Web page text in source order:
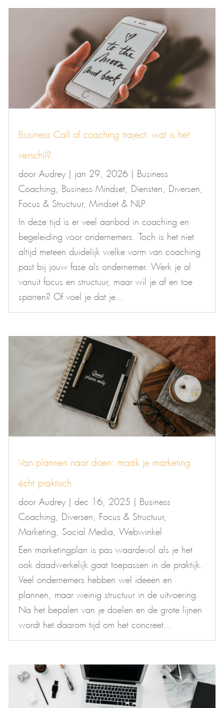
Business Call of coaching traject: wat is het
verschil?
Audrey jan 29, 2026 Business
Coaching Business Mindset Diensten Diversen
Focus & Structuur Mindset & NLP
In deze tijd is er veel aanbod in coaching en
begeleiding voor ondernemers. Toch is het niet
altijd meteen duidelijk welke vorm van coaching
past bij jouw fase als ondernemer. Werk je al
vanuit focus en structuur, maar wil je af en toe
sparren? Of voel je dat je...
Van plannen naar doen: maak je marketing
écht praktisch
door Audrey| dec 16, 2025 Business
Coaching Diversen Focus & Structuur,
Marketing Social Media Webwinkel
Een marketingplan is pas waardevol als je het
ook daadwerkelijk gaat toepassen in de praktijk.
Veel ondernemers hebben wel ideeën en
plannen, maar weinig structuur in de uitvoering.
Na het bepalen van je doelen en de grote lijnen
wordt het daarom tijd om het concreet...